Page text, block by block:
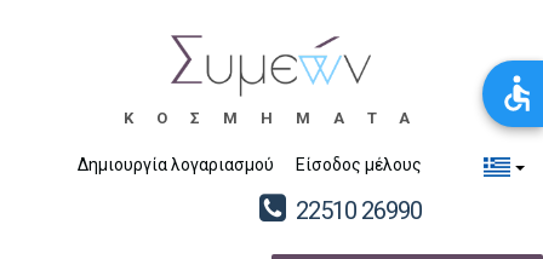
ΚΟΣΜΗΜΑΤΑ
Δημιουργία λογαριασμού Είσοδος μέλους
22510 26990